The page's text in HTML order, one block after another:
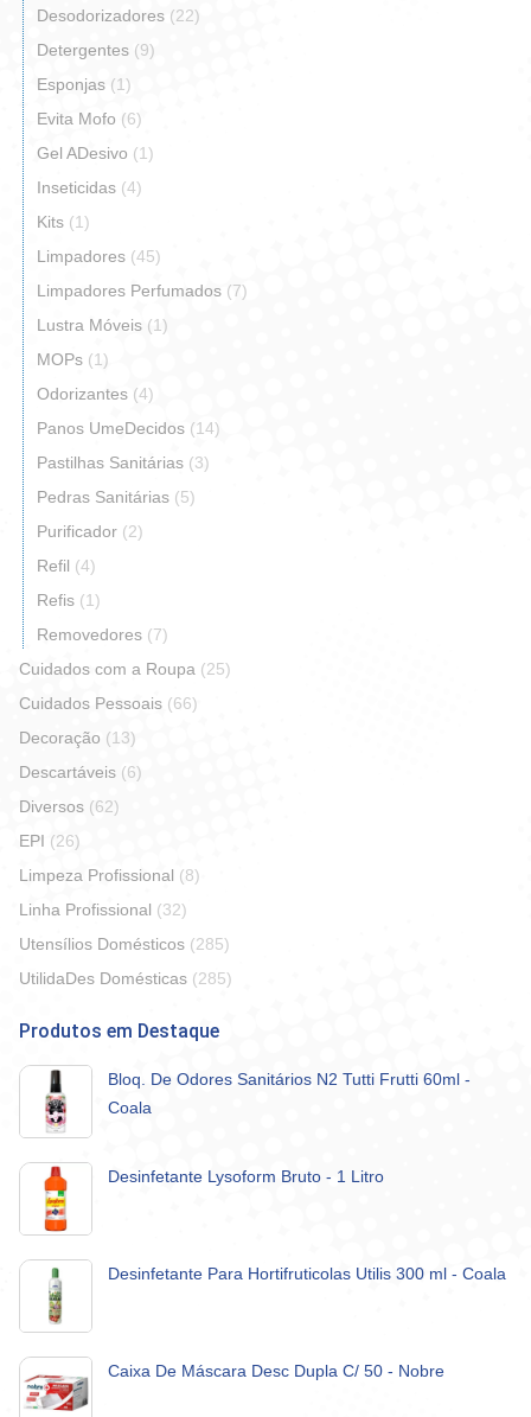
Desodorizadores (22)
Detergentes (9)
Esponjas (1)
Evita Mofo (6)
Gel ADesivo (1)
Inseticidas (4)
Kits (1)
Limpadores (45)
Limpadores Perfumados (7)
Lustra Móveis (1)
MOPs (1)
Odorizantes (4)
Panos UmeDecidos (14)
Pastilhas Sanitárias (3)
Pedras Sanitárias (5)
Purificador (2)
Refil (4)
Refis (1)
Removedores (7)
Cuidados com a Roupa (25)
Cuidados Pessoais (66)
Decoração (13)
Descartáveis (6)
Diversos (62)
EPI (26)
Limpeza Profissional (8)
Linha Profissional (32)
Utensílios Domésticos (285)
UtilidaDes Domésticas (285)
Produtos em Destaque
Bloq. De Odores Sanitários N2 Tutti Frutti 60ml -
Coala
Desinfetante Lysoform Bruto - 1 Litro
Desinfetante Para Hortifruticolas Utilis 300 ml - Coala
Caixa De Máscara Desc Dupla C/ 50 - Nobre